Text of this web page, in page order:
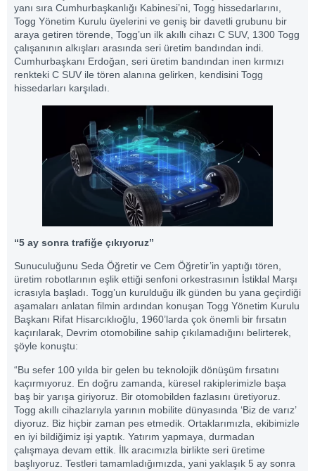
yanı sıra Cumhurbaşkanlığı Kabinesi’ni, Togg hissedarlarını,
Togg Yönetim Kurulu üyelerini ve geniş bir davetli grubunu bir
araya getiren törende, Togg’un ilk akıllı cihazı C SUV, 1300 Togg
çalışanının alkışları arasında seri üretim bandından indi.
Cumhurbaşkanı Erdoğan, seri üretim bandından inen kırmızı
renkteki C SUV ile tören alanına gelirken, kendisini Togg
hissedarları karşıladı.
“5 ay sonra trafiğe çıkıyoruz”
Sunuculuğunu Seda Öğretir ve Cem Öğretir’in yaptığı tören,
üretim robotlarının eşlik ettiği senfoni orkestrasının İstiklal Marşı
icrasıyla başladı. Togg’un kurulduğu ilk günden bu yana geçirdiği
aşamaları anlatan filmin ardından konuşan Togg Yönetim Kurulu
Başkanı Rifat Hisarcıklıoğlu, 1960’larda çok önemli bir fırsatın
kaçırılarak, Devrim otomobiline sahip çıkılamadığını belirterek,
şöyle konuştu:
“Bu sefer 100 yılda bir gelen bu teknolojik dönüşüm fırsatını
kaçırmıyoruz. En doğru zamanda, küresel rakiplerimizle başa
baş bir yarışa giriyoruz. Bir otomobilden fazlasını üretiyoruz.
Togg akıllı cihazlarıyla yarının mobilite dünyasında ‘Biz de varız’
diyoruz. Biz hiçbir zaman pes etmedik. Ortaklarımızla, ekibimizle
en iyi bildiğimiz işi yaptık. Yatırım yapmaya, durmadan
çalışmaya devam ettik. İlk aracımızla birlikte seri üretime
başlıyoruz. Testleri tamamladığımızda, yani yaklaşık 5 ay sonra